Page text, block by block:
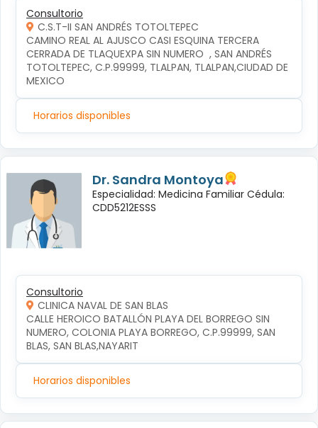
Consultorio
C.S.T-II SAN ANDRÉS TOTOLTEPEC
CAMINO REAL AL AJUSCO CASI ESQUINA TERCERA
CERRADA DE TLAQUEXPA SIN NUMERO  , SAN ANDRÉS
TOTOLTEPEC, C.P.99999, TLALPAN, TLALPAN,CIUDAD DE
MEXICO
Horarios disponibles
Dr. Sandra Montoya
Especialidad: Medicina Familiar Cédula:
CDD5212ESSS
Consultorio
CLINICA NAVAL DE SAN BLAS
CALLE HEROICO BATALLÓN PLAYA DEL BORREGO SIN
NUMERO, COLONIA PLAYA BORREGO, C.P.99999, SAN
BLAS, SAN BLAS,NAYARIT
Horarios disponibles